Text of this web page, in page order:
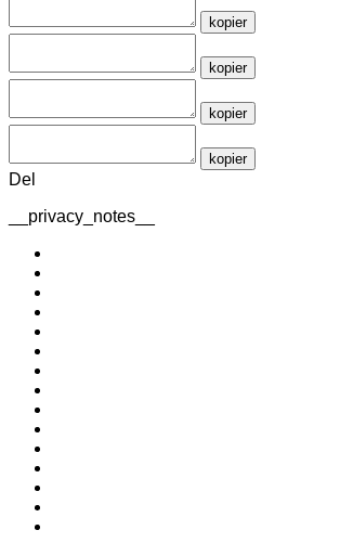
kopier
kopier
kopier
kopier
Del
__privacy_notes__